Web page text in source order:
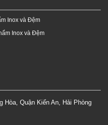
Inox và Đệm
Inox và Đệm
Quận Kiến An, Hải Phòng